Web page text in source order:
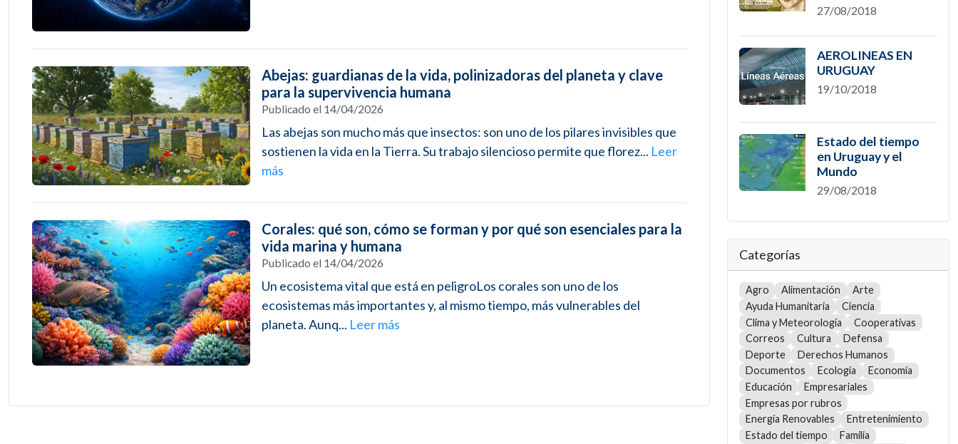
Abejas: guardianas de la vida, polinizadoras del planeta y clave
para la supervivencia humana
Publicado el 14/04/2026
Las abejas son mucho más que insectos: son uno de los pilares invisibles que
sostienen la vida en la Tierra. Su trabajo silencioso permite que florez... Leer
más
Corales: qué son, cómo se forman y por qué son esenciales para la
vida marina y humana
Publicado el 14/04/2026
Un ecosistema vital que está en peligroLos corales son uno de los
ecosistemas más importantes y, al mismo tiempo, más vulnerables del
planeta. Aunq... Leer más
27/08/2018
AEROLINEAS EN
URUGUAY
19/10/2018
Estado del tiempo
en Uruguay y el
Mundo
29/08/2018
Categorías
Agro Alimentación
Arte
Ayuda Humanitaria
Ciencia
Clima y Meteorología
Cooperativas
Correos
Cultura
Defensa
Deporte
Derechos Humanos
Documentos
Ecología
Economía
Educación
Empresariales
Empresas por rubros
Energía Renovables
Entretenimiento
Estado del tiempo
Familia